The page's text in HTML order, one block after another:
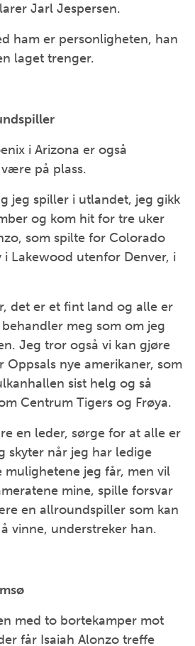
Jarl Jespersen.
ham er personligheten, han
laget trenger.
i Arizona er også
på plass.
jeg spiller i utlandet, jeg gikk
og kom hit for tre uker
som spilte for Colorado
i Lakewood utenfor Denver, i
det er et fint land og alle er
meg som om jeg
Jeg tror også vi kan gjøre
Oppsals nye amerikaner, som
sist helg og så
Centrum Tigers og Frøya.
en leder, sørge for at alle er
skyter når jeg har ledige
mulighetene jeg får, men vil
mine, spille forsvar
en allroundspiller som kan
vinne, understreker han.
med to bortekamper mot
får Isaiah Alonzo treffe